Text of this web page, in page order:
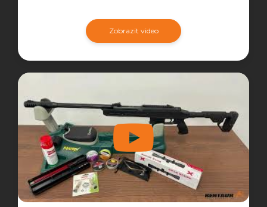
Zobrazit video